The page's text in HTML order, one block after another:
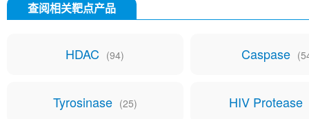
查阅相关靶点产品
HDAC (94) Caspase
Tyrosinase (25) HIV Protease